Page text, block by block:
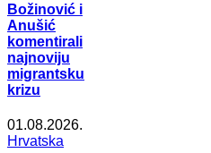
Božinović i
Anušić
komentirali
najnoviju
migrantsku
krizu
01.08.2026.
Hrvatska